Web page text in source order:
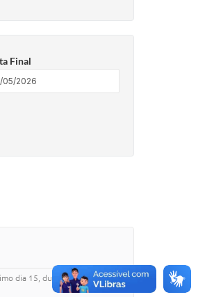
Final
dia 15, durante a